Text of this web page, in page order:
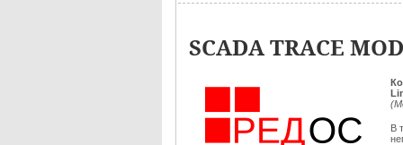
SCADA TRACE
В